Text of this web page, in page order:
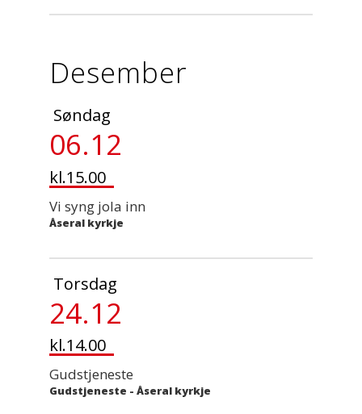
Desember
Søndag
06.12
kl.15.00
Vi syng jola inn
Åseral kyrkje
Torsdag
24.12
kl.14.00
Gudstjeneste
Gudstjeneste - Åseral kyrkje